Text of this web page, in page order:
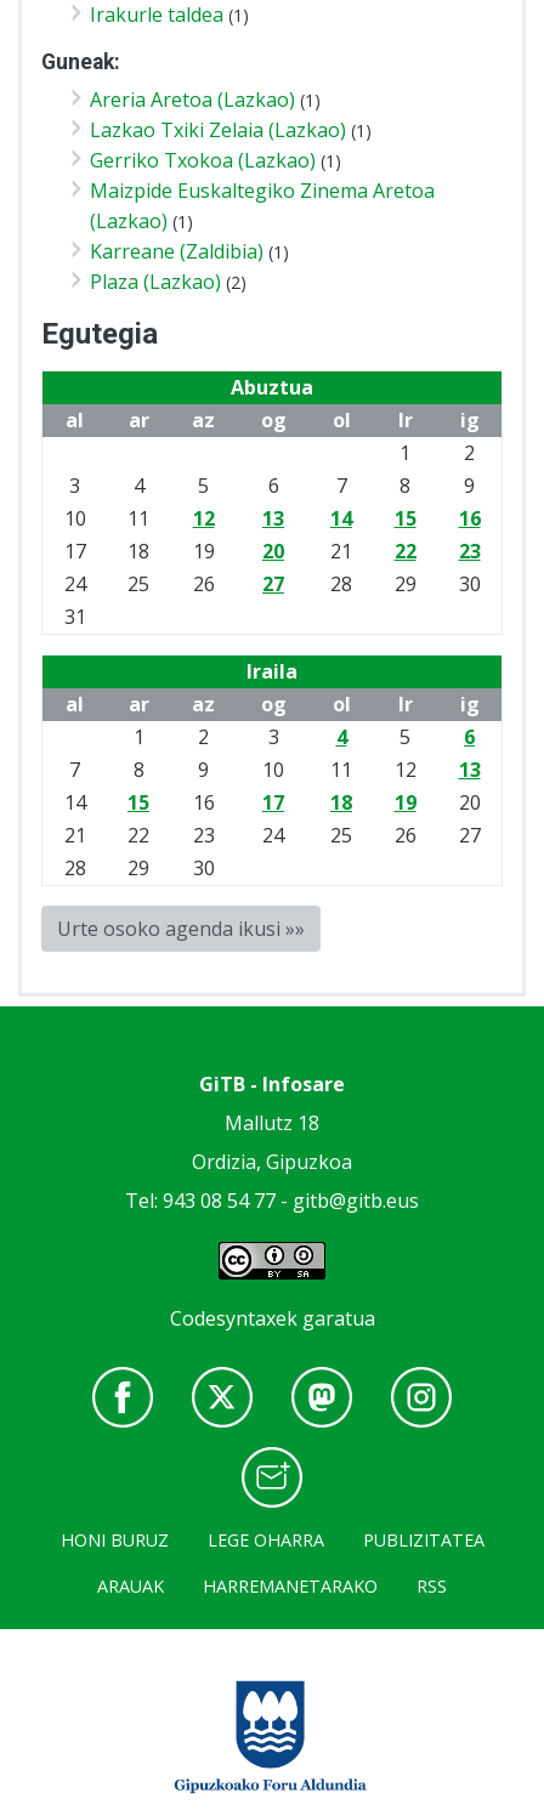
Irakurle taldea (1)
Guneak:
Areria Aretoa (Lazkao) (1)
Lazkao Txiki Zelaia (Lazkao) (1)
Gerriko Txokoa (Lazkao) (1)
Maizpide Euskaltegiko Zinema Aretoa
(Lazkao) (1)
Karreane (Zaldibia) (1)
Plaza (Lazkao) (2)
Egutegia
Abuztua
al
ar az og ol lr
ig
1
2
3
4 5 6 7 8
9
10
11 12 13 14 15
16
17
18 19 20 21 22
23
24
25 26 27 28 29
30
31
Iraila
al
ar az og ol lr
ig
1
2 3 4 5
6
7
8 9 10 11 12
13
14
15 16 17 18 19
20
21
22 23 24 25 26
27
28
29 30
Urte osoko agenda ikusi »»
GiTB - Infosare
Mallutz 18
Ordizia, Gipuzkoa
Tel: 943 08 54 77 - gitb@gitb.eus
Codesyntaxek garatua
HONI BURUZ LEGE OHARRA
PUBLIZITATEA
ARAUAK
HARREMANETARAKO RSS